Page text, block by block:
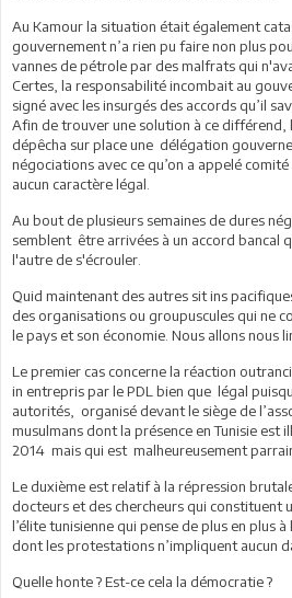
Au Kamour la situation était également
gouvernement n’a rien pu faire non plus
vannes de pétrole par des malfrats qui
Certes, la responsabilité incombait au
signé avec les insurgés des accords qu’il
Afin de trouver une solution à ce différend,
dépêcha sur place une délégation
négociations avec ce qu’on a appelé
aucun caractère légal.
Au bout de plusieurs semaines de dures
semblent être arrivées à un accord bancal
l'autre de s'écrouler.
Quid maintenant des autres sit ins
des organisations ou groupuscules qui ne
le pays et son économie. Nous allons nous
Le premier cas concerne la réaction
in entrepris par le PDL bien que légal
autorités, organisé devant le siège de
musulmans dont la présence en Tunisie est
2014 mais qui est malheureusement
Le duxième est relatif à la répression
docteurs et des chercheurs qui constituent
l’élite tunisienne qui pense de plus en plus
dont les protestations n’impliquent aucun
Quelle honte ? Est-ce cela la démocratie ?